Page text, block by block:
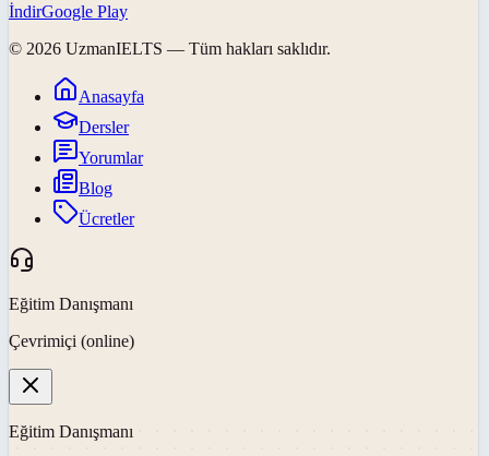
İndirGoogle Play
© 2026 UzmanIELTS — Tüm hakları saklıdır.
Anasayfa
Dersler
Yorumlar
Blog
Ücretler
Eğitim Danışmanı
Çevrimiçi (online)
Eğitim Danışmanı